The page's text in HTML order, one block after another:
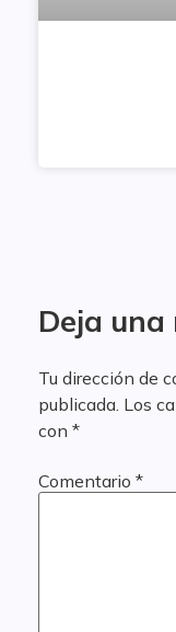
Deja
Tu dirección de
publicada. Los
con *
Comentario *